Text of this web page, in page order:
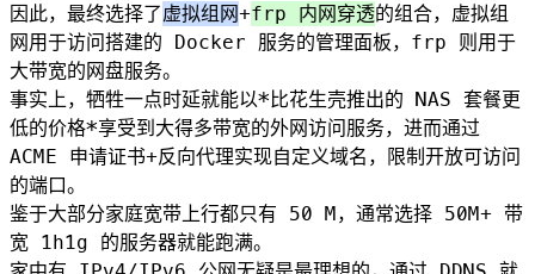
因此，最终选择了虚拟组网+frp 内网穿透的组合，虚拟组
网用于访问搭建的 Docker 服务的管理面板，frp 则用于
大带宽的网盘服务。
事实上，牺牲一点时延就能以*比花生壳推出的 NAS 套餐更
低的价格*享受到大得多带宽的外网访问服务，进而通过
ACME 申请证书+反向代理实现自定义域名，限制开放可访问
的端口。
鉴于大部分家庭宽带上行都只有 50 M，通常选择 50M+ 带
宽 1h1g 的服务器就能跑满。